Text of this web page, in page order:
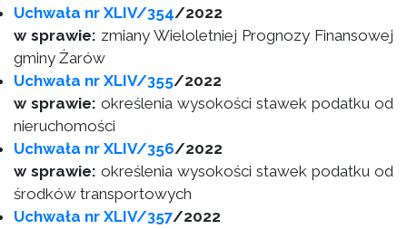
Uchwała nr XLIV/354/2022
w sprawie: zmiany Wieloletniej Prognozy Finansowej
gminy Żarów
Uchwała nr XLIV/355/2022
w sprawie: określenia wysokości stawek podatku od
nieruchomości
Uchwała nr XLIV/356/2022
w sprawie: określenia wysokości stawek podatku od
środków transportowych
Uchwała nr XLIV/357/2022